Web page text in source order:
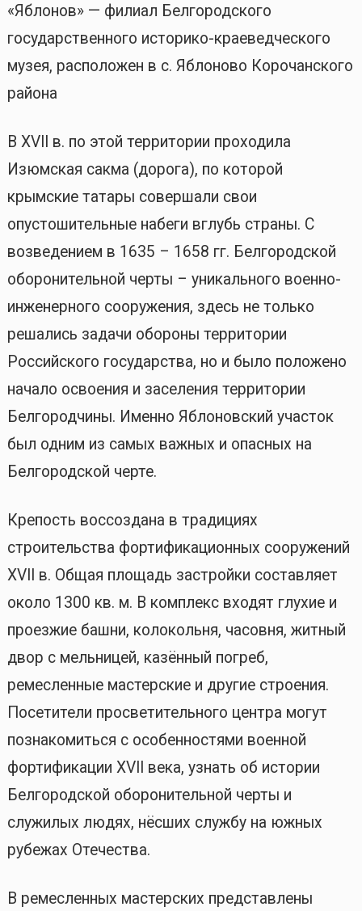
«Яблонов» — филиал Белгородского
государственного историко-краеведческого
музея, расположен в с. Яблоново Корочанского
района
В XVII в. по этой территории проходила
Изюмская сакма (дорога), по которой
крымские татары совершали свои
опустошительные набеги вглубь страны. С
возведением в 1635 – 1658 гг. Белгородской
оборонительной черты – уникального военно-
инженерного сооружения, здесь не только
решались задачи обороны территории
Российского государства, но и было положено
начало освоения и заселения территории
Белгородчины. Именно Яблоновский участок
был одним из самых важных и опасных на
Белгородской черте.
Крепость воссоздана в традициях
строительства фортификационных сооружений
XVII в. Общая площадь застройки составляет
около 1300 кв. м. В комплекс входят глухие и
проезжие башни, колокольня, часовня, житный
двор с мельницей, казённый погреб,
ремесленные мастерские и другие строения.
Посетители просветительного центра могут
познакомиться с особенностями военной
фортификации XVII века, узнать об истории
Белгородской оборонительной черты и
служилых людях, нёсших службу на южных
рубежах Отечества.
В ремесленных мастерских представлены